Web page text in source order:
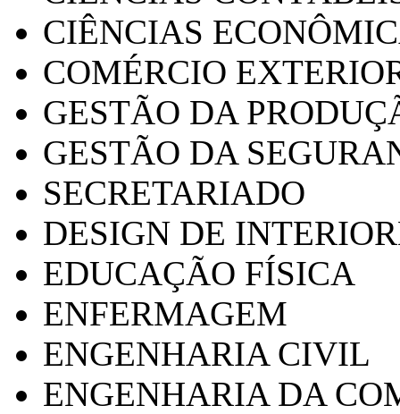
CIÊNCIAS
COMÉRCIO
GESTÃO DA
GESTÃO DA
SECRETARIADO
DESIGN DE
EDUCAÇÃO FÍSICA
ENFERMAGEM
ENGENHARIA CIVIL
ENGENHARIA DA